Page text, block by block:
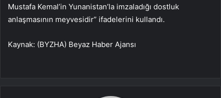
Mustafa Kemal’in Yunanistan’la imzaladığı dostluk
anlaşmasının meyvesidir” ifadelerini kullandı.
Kaynak: (BYZHA) Beyaz Haber Ajansı